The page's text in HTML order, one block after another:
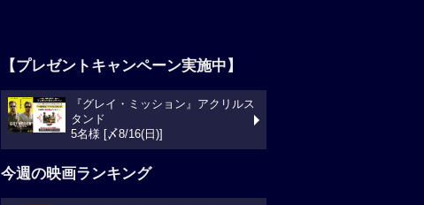
【プレゼントキャンペーン実施中】
『グレイ・ミッション』アクリルス
タンド
5名様 [〆8/16(日)]
今週の映画ランキング